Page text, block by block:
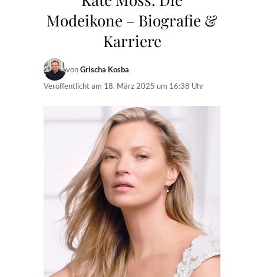
Modeikone – Biografie &
Karriere
vonGrischa Kosba
Veröffentlicht am 18. März 2025 um 16:38 Uhr